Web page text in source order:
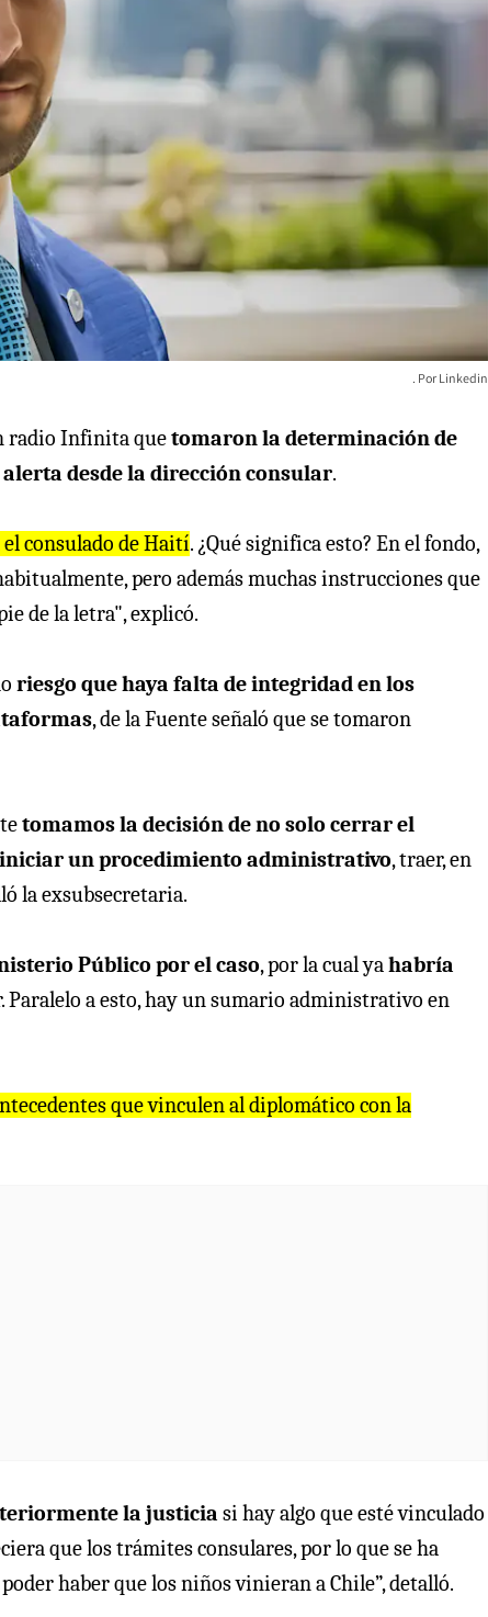
Linkedin
radio Infinita quetomaron la determinación de
alerta desde la dirección consular.
consulado de Haití. ¿Qué significa esto? En el fondo,
pero además muchas instrucciones que
de la letra", explicó.
riesgo que haya falta de integridad en los
, de la Fuente señaló que se tomaron
tomamos la decisión de no solo cerrar el
iniciar un procedimiento administrativo, traer, en
la exsubsecretaria.
Público por el caso, por la cual yahabría
a esto, hay un sumario administrativo en
que vinculen al diplomático con la
la justicia si hay algo que esté vinculado
que los trámites consulares, por lo que se ha
haber que los niños vinieran a Chile”, detalló.